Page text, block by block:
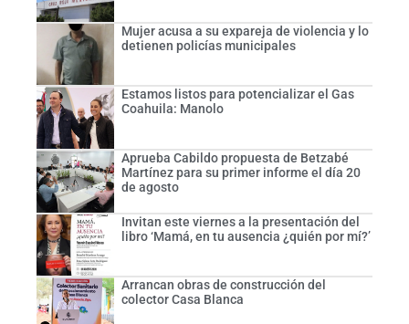
Mujer acusa a su expareja de violencia y lo
detienen policías municipales
Estamos listos para potencializar el Gas
Coahuila: Manolo
Aprueba Cabildo propuesta de Betzabé
Martínez para su primer informe el día 20
de agosto
Invitan este viernes a la presentación del
libro ‘Mamá, en tu ausencia ¿quién por mí?’
Arrancan obras de construcción del
colector Casa Blanca